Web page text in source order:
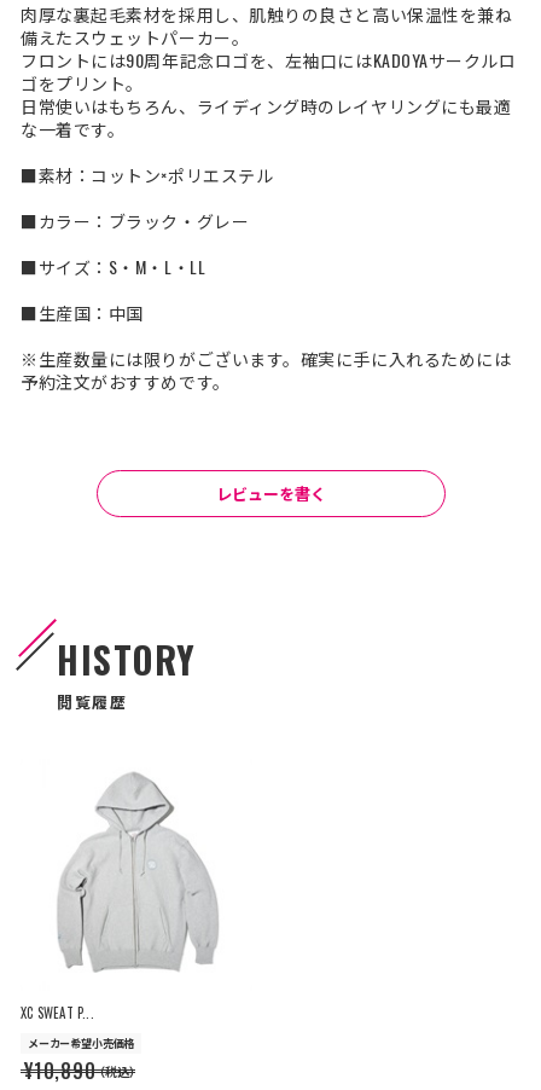
肉厚な裏起毛素材を採用し、肌触りの良さと高い保温性を兼ね
備えたスウェットパーカー。
フロントには90周年記念ロゴを、左袖口にはKADOYAサークルロ
ゴをプリント。
日常使いはもちろん、ライディング時のレイヤリングにも最適
な一着です。
■素材：コットン×ポリエステル
■カラー：ブラック・グレー
■サイズ：S・M・L・LL
■生産国：中国
※生産数量には限りがございます。確実に手に入れるためには
予約注文がおすすめです。
レビューを書く
HISTORY
閲覧履歴
XC SWEAT P...
メーカー希望小売価格
¥10,890（税込）